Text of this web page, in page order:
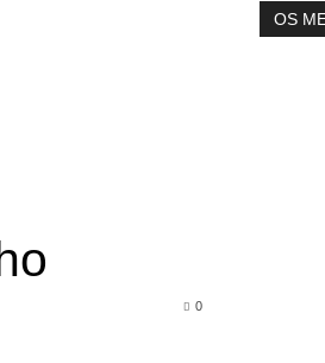
0
OS